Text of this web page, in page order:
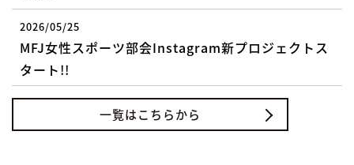
2026/05/25
MFJ女性スポーツ部会Instagram新プロジェクトス
タート!!
一覧はこちらから